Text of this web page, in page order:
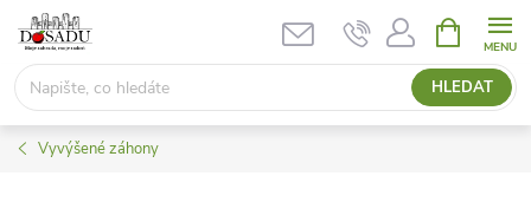
Přejít
obsah
HLEDAT
NÁKUPNÍ
KOŠÍK
Vyvýšené záhony